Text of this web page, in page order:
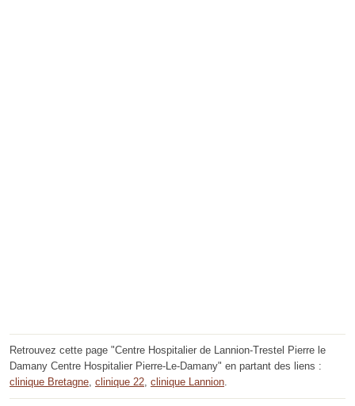
Retrouvez cette page "Centre Hospitalier de Lannion-Trestel Pierre le
Damany Centre Hospitalier Pierre-Le-Damany" en partant des liens :
clinique Bretagne, clinique 22, clinique Lannion.